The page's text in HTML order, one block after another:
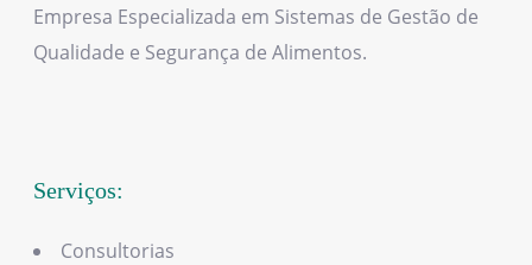
Empresa Especializada em Sistemas de Gestão de
Qualidade e Segurança de Alimentos.
Serviços:
Consultorias